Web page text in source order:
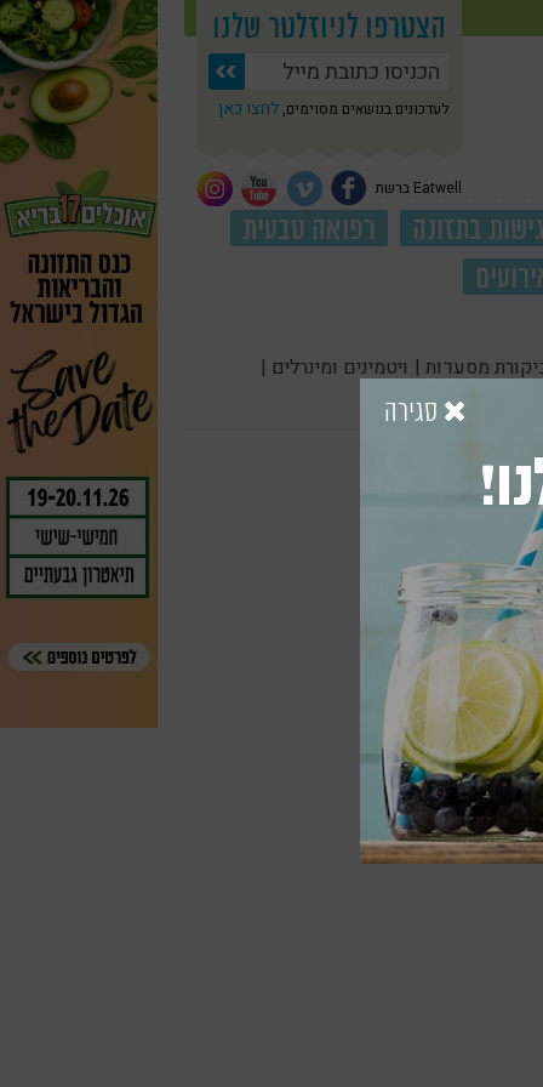
הצטרפו לניוזלטר שלנו
לעדכונים בנושאים מסוימים, לחצו כאן
Eatwell ברשת
גישות בתזונה
רפואה טבעית
מסעדות | ויטמינים ומינרלים |
סגירה